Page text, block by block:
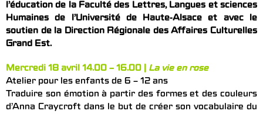
l’éducation de la Faculté des Lettres, Langues et sciences
Humaines de l’Université de Haute-Alsace et avec le
soutien de la Direction Régionale des Affaires Culturelles
Grand Est.
Mercredi 18 avril 14.00 – 16.00 | La vie en rose
Atelier pour les enfants de 6 – 12 ans
Traduire son émotion à partir des formes et des couleurs
d’Anna Craycroft dans le but de créer son vocabulaire du